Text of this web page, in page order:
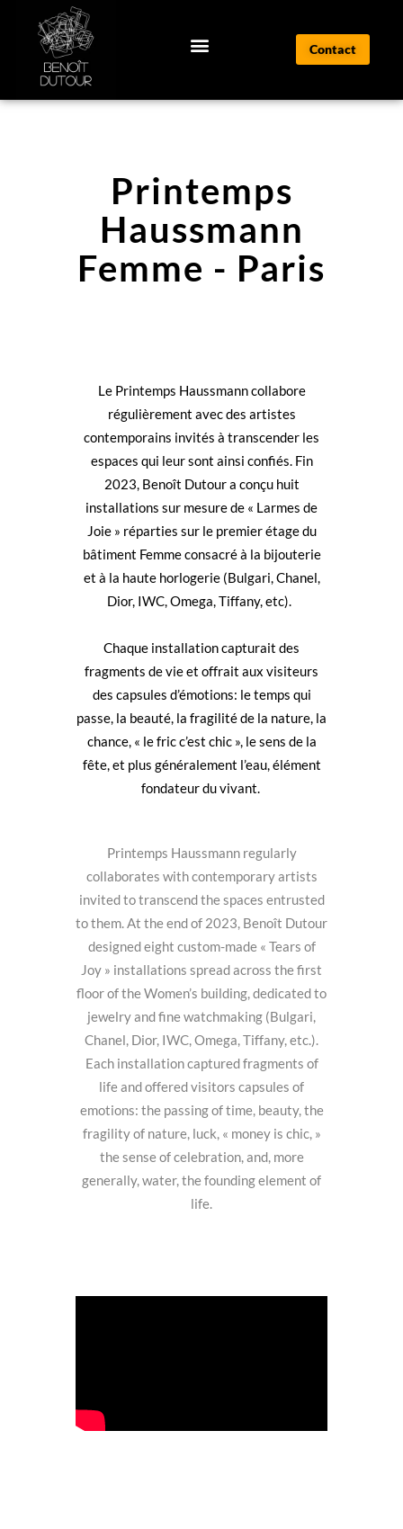
Contact
Printemps
Haussmann
Femme - Paris
Le Printemps Haussmann collabore
régulièrement avec des artistes
contemporains invités à transcender les
espaces qui leur sont ainsi confiés. Fin
2023, Benoît Dutour a conçu huit
installations sur mesure de « Larmes de
Joie » réparties sur le premier étage du
bâtiment Femme consacré à la bijouterie
et à la haute horlogerie (Bulgari, Chanel,
Dior, IWC, Omega, Tiffany, etc).
Chaque installation capturait des
fragments de vie et offrait aux visiteurs
des capsules d’émotions: le temps qui
passe, la beauté, la fragilité de la nature, la
chance, « le fric c’est chic », le sens de la
fête, et plus généralement l’eau, élément
fondateur du vivant.
Printemps Haussmann regularly
collaborates with contemporary artists
invited to transcend the spaces entrusted
to them. At the end of 2023, Benoît Dutour
designed eight custom-made « Tears of
Joy » installations spread across the first
floor of the Women’s building, dedicated to
jewelry and fine watchmaking (Bulgari,
Chanel, Dior, IWC, Omega, Tiffany, etc.).
Each installation captured fragments of
life and offered visitors capsules of
emotions: the passing of time, beauty, the
fragility of nature, luck, « money is chic, »
the sense of celebration, and, more
generally, water, the founding element of
life.